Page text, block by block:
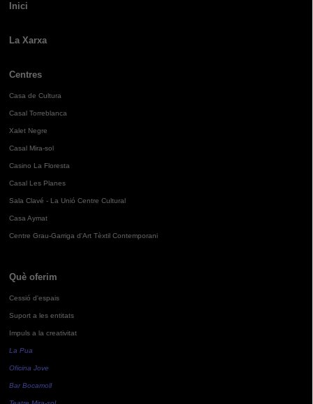
Inici
La Xarxa
Centres
Casa de Cultura
Casal Torreblanca
Xalet Negre
Casal Mira-sol
Casino La Floresta
Casal Les Planes
Sala Clavé - La Unió Centre Cultural
Casa Aymat
Centre Grau-Garriga d'Art Tèxtil Contemporani
Què oferim
Cessió d'espais
Suport a les entitats
Impuls a la creativitat
La Pua
Oficina Jove
Bar Bocamoll